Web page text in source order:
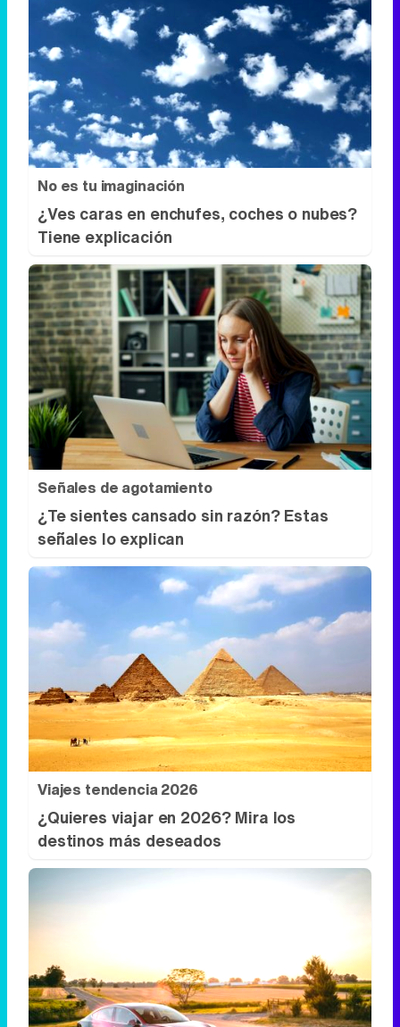
No es tu imaginación
¿Ves caras en enchufes, coches o nubes?
Tiene explicación
Señales de agotamiento
¿Te sientes cansado sin razón? Estas
señales lo explican
Viajes tendencia 2026
¿Quieres viajar en 2026? Mira los
destinos más deseados